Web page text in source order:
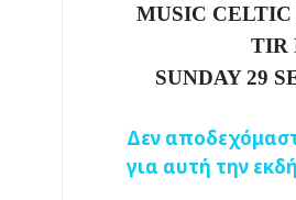
MUSIC
TIR
SUNDAY 29
Δεν
για αυτή την